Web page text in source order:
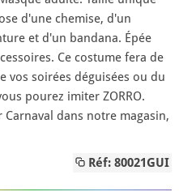
d'une chemise, d'un
et d'un bandana. Épée
Ce costume fera de
vos soirées déguisées ou du
pourez imiter ZORRO.
dans notre magasin,
Réf: 80021GUI